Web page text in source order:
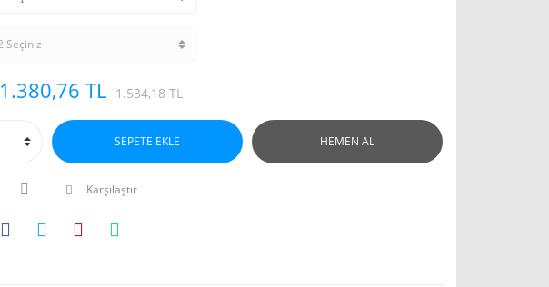
1.380,76 TL 1.534,18 TL
SEPETE EKLE HEMEN AL
Karşılaştır